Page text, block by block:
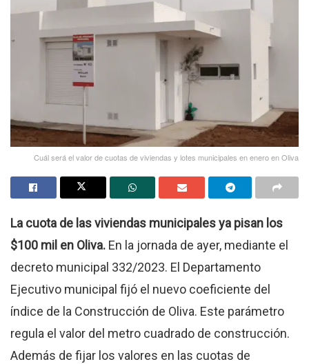
Cuál será el valor de cuotas de viviendas y lotes municipales en enero en Oliva
La cuota de las viviendas municipales ya pisan los
$100 mil en Oliva. En la jornada de ayer, mediante el
decreto municipal 332/2023. El Departamento
Ejecutivo municipal fijó el nuevo coeficiente del
índice de la Construcción de Oliva. Este parámetro
regula el valor del metro cuadrado de construcción.
Además de fijar los valores en las cuotas de